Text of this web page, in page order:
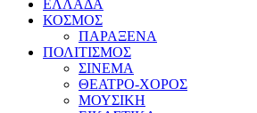
ΕΛΛΑΔΑ
ΚΟΣΜΟΣ
ΠΑΡΑΞΕΝΑ
ΠΟΛΙΤΙΣΜΟΣ
ΣΙΝΕΜΑ
ΘΕΑΤΡΟ-ΧΟΡΟΣ
ΜΟΥΣΙΚΗ